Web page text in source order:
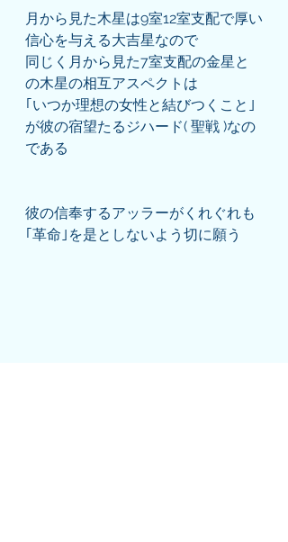
月から見た木星は9室12室支配で厚い
信心を与える大吉星なので
同じく月から見た7室支配の金星と
の木星の相互アスペクトは
｢いつか理想の女性と結びつくこと｣
が彼の宿望たるジハード( 聖戦 )なの
である
彼の信奉するアッラーがくれぐれも
｢革命｣を是としないよう切に願う